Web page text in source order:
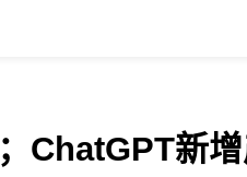
ChatGPT新